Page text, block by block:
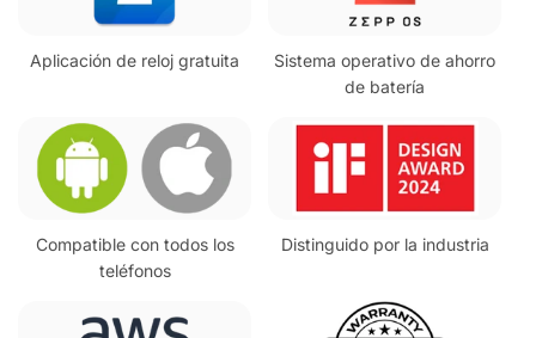
Aplicación de reloj gratuita
Sistema operativo de ahorro
de batería
Compatible con todos los
teléfonos
Distinguido por la industria